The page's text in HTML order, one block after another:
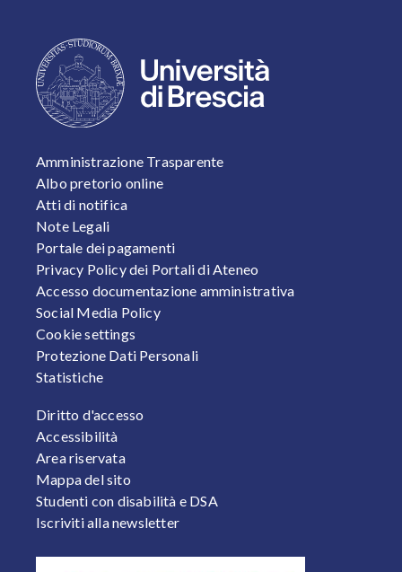
FOOTER 1
Amministrazione Trasparente
Albo pretorio online
Atti di notifica
Note Legali
Portale dei pagamenti
Privacy Policy dei Portali di Ateneo
Accesso documentazione amministrativa
Social Media Policy
Cookie settings
Protezione Dati Personali
Statistiche
FOOTER 2
Diritto d'accesso
Accessibilità
Area riservata
Mappa del sito
Studenti con disabilità e DSA
Iscriviti alla newsletter